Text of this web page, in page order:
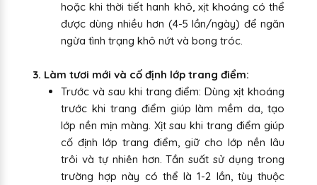
hoặc khi thời tiết hanh khô, xịt khoáng có thể
được dùng nhiều hơn (4-5 lần/ngày) để ngăn
ngừa tình trạng khô nứt và bong tróc.
3. Làm tươi mới và cố định lớp trang điểm:
Trước và sau khi trang điểm: Dùng xịt khoáng
trước khi trang điểm giúp làm mềm da, tạo
lớp nền mịn màng. Xịt sau khi trang điểm giúp
cố định lớp trang điểm, giữ cho lớp nền lâu
trôi và tự nhiên hơn. Tần suất sử dụng trong
trường hợp này có thể là 1-2 lần, tùy thuộc